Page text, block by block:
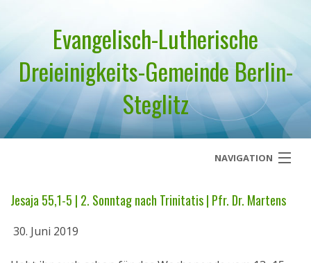
Evangelisch-Lutherische
Dreieinigkeits-Gemeinde Berlin-
Steglitz
NAVIGATION
Über uns
Geistliches Wort
Jesaja 55,1-5 | 2. Sonntag nach Trinitatis | Pfr. Dr. Martens
30. Juni 2019